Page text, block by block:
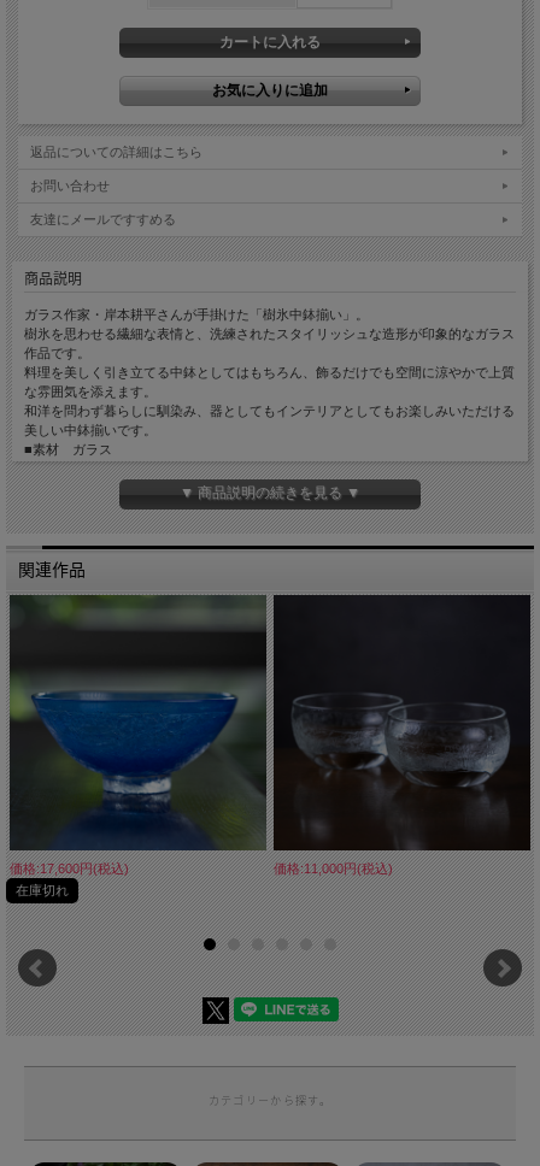
返品についての詳細はこちら
お問い合わせ
友達にメールですすめる
商品説明
ガラス作家・岸本耕平さんが手掛けた「樹氷中鉢揃い」。
樹氷を思わせる繊細な表情と、洗練されたスタイリッシュな造形が印象的なガラス
作品です。
料理を美しく引き立てる中鉢としてはもちろん、飾るだけでも空間に涼やかで上質
な雰囲気を添えます。
和洋を問わず暮らしに馴染み、器としてもインテリアとしてもお楽しみいただける
美しい中鉢揃いです。
■素材 ガラス
■サイズ 横約17cm×縦約17cm×高さ約8cm
横約17cm×縦約17cm×高さ約9cm
■手触り ざらっとしています。
■重量 約460g
■重量 約485g
■生産国 Made in Japan
▼ 商品説明の続きを見る ▼
関連作品
価格:17,600円(税込)
在庫切れ
価格:11,000円(税込)
カテゴリーから探す。